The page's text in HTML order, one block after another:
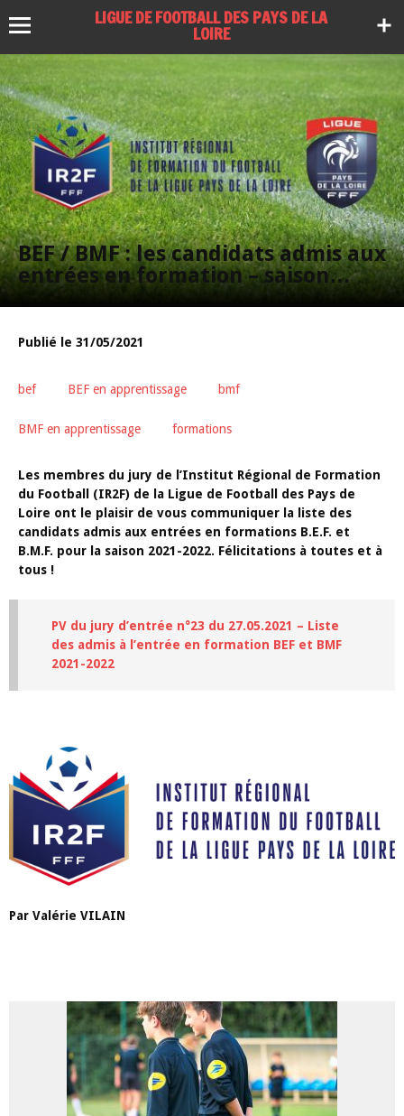
LIGUE DE FOOTBALL DES PAYS DE LA
LOIRE
BEF / BMF : les candidats admis aux
entrées en formation – saison
2021-2022
Publié le 31/05/2021
bef BEF en apprentissage bmf
BMF en apprentissage formations
Les membres du jury de l’Institut Régional de Formation
du Football (IR2F) de la Ligue de Football des Pays de
Loire ont le plaisir de vous communiquer la liste des
candidats admis aux entrées en formations B.E.F. et
B.M.F. pour la saison 2021-2022. Félicitations à toutes et à
tous !
PV du jury d’entrée n°23 du 27.05.2021 – Liste
des admis à l’entrée en formation BEF et BMF
2021-2022
Par Valérie VILAIN